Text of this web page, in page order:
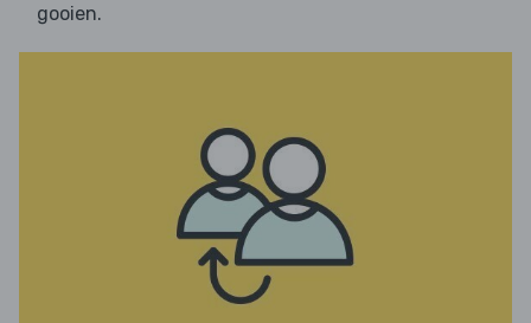
gooien.